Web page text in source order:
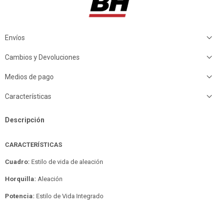
Envíos
Cambios y Devoluciones
Medios de pago
Características
Descripción
CARACTERÍSTICAS
Cuadro: Estilo de vida de aleación
Horquilla: Aleación
Potencia: Estilo de Vida Integrado